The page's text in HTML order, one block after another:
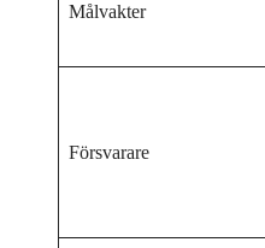
Målvakter
Försvarare